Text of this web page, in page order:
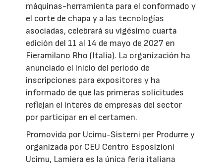
máquinas-herramienta para el conformado y
el corte de chapa y a las tecnologías
asociadas, celebrará su vigésimo cuarta
edición del 11 al 14 de mayo de 2027 en
Fieramilano Rho (Italia). La organización ha
anunciado el inicio del periodo de
inscripciones para expositores y ha
informado de que las primeras solicitudes
reflejan el interés de empresas del sector
por participar en el certamen.
Promovida por Ucimu-Sistemi per Produrre y
organizada por CEU Centro Esposizioni
Ucimu, Lamiera es la única feria italiana